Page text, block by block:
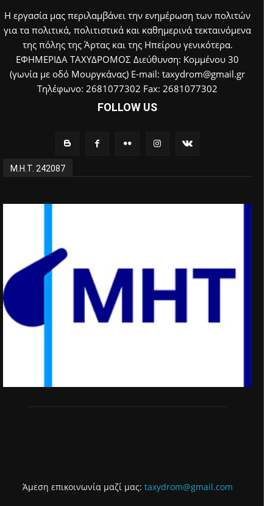
Η εργασία μας περιλαμβάνει την ενημέρωση των πολιτών
για τα πολιτικά, πολιτιστικά και καθημερινά τεκταινόμενα
της πόλης της Άρτας και της Ηπείρου γενικότερα.
ΕΦΗΜΕΡΙΔΑ ΤΑΧΥΔΡΟΜΟΣ Διεύθυνση: Κομμένου 30
(γωνία με οδό Μουργκάνας) E-mail: taxydrom@gmail.gr
Τηλέφωνο: 2681077302 Fax: 2681077302
FOLLOW US
Μ.Η.Τ. 242087
Άμεση επικοινωνία μαζί μας: taxydrom@gmail.com